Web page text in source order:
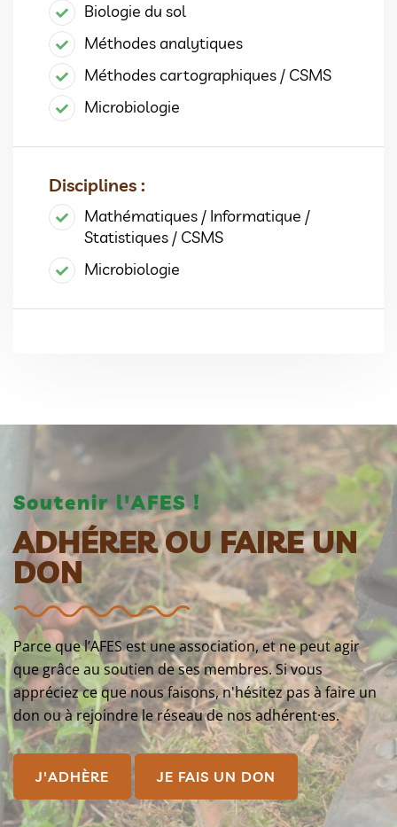
Biologie du sol
Méthodes analytiques
Méthodes cartographiques / CSMS
Microbiologie
Disciplines :
Mathématiques / Informatique /
Statistiques / CSMS
Microbiologie
Soutenir l'AFES !
ADHÉRER OU FAIRE UN
DON
Parce que l’AFES est une association, et ne peut agir
que grâce au soutien de ses membres. Si vous
appréciez ce que nous faisons, n'hésitez pas à faire un
don ou à rejoindre le réseau de nos adhérent·es.
J'ADHÈRE JE FAIS UN DON